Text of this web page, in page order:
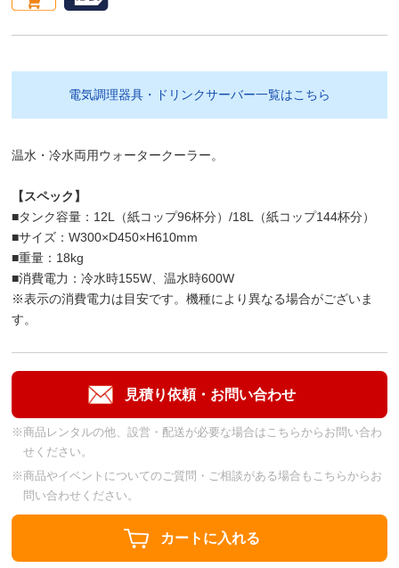
電気調理器具・ドリンクサーバー一覧はこちら
温水・冷水両用ウォータークーラー。
【スペック】
■タンク容量：12L（紙コップ96杯分）/18L（紙コップ144杯分）
■サイズ：W300×D450×H610mm
■重量：18kg
■消費電力：冷水時155W、温水時600W
※表示の消費電力は目安です。機種により異なる場合がございま
す。
※商品レンタルの他、設営・配送が必要な場合はこちらからお問い合わ
せください。
※商品やイベントについてのご質問・ご相談がある場合もこちらからお
問い合わせください。